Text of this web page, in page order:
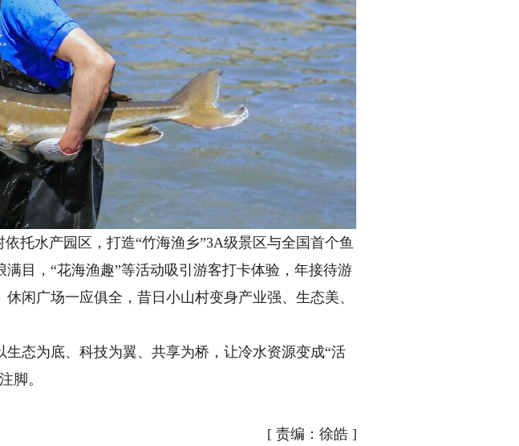
水产园区，打造“竹海渔乡”3A级景区与全国首个鱼
目，“花海渔趣”等活动吸引游客打卡体验，年接待游
闲广场一应俱全，昔日小山村变身产业强、生态美、
态为底、科技为翼、共享为桥，让冷水资源变成“活
脚。
[ 责编：徐皓 ]